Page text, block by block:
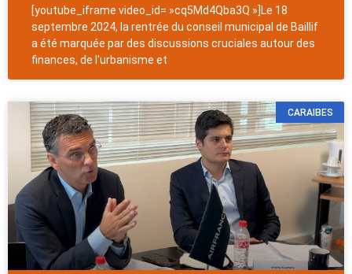
[youtube_iframe video_id= »cq5Md4Qba3Q »]Le 18
septembre 2024, la rentrée du conseil municipal de Baillif
a été marquée par des discussions cruciales autour des
finances, de l'urbanisme et
CARAIBES